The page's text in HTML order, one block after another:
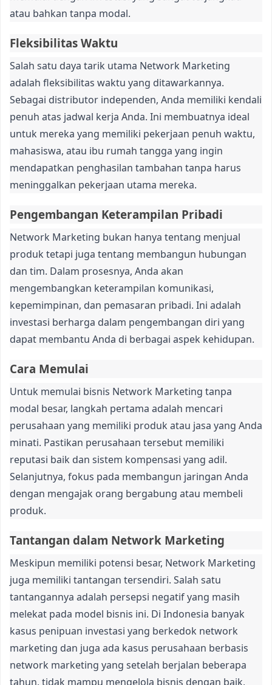
atau bahkan tanpa modal.
Fleksibilitas Waktu
Salah satu daya tarik utama Network Marketing
adalah fleksibilitas waktu yang ditawarkannya.
Sebagai distributor independen, Anda memiliki kendali
penuh atas jadwal kerja Anda. Ini membuatnya ideal
untuk mereka yang memiliki pekerjaan penuh waktu,
mahasiswa, atau ibu rumah tangga yang ingin
mendapatkan penghasilan tambahan tanpa harus
meninggalkan pekerjaan utama mereka.
Pengembangan Keterampilan Pribadi
Network Marketing bukan hanya tentang menjual
produk tetapi juga tentang membangun hubungan
dan tim. Dalam prosesnya, Anda akan
mengembangkan keterampilan komunikasi,
kepemimpinan, dan pemasaran pribadi. Ini adalah
investasi berharga dalam pengembangan diri yang
dapat membantu Anda di berbagai aspek kehidupan.
Cara Memulai
Untuk memulai bisnis Network Marketing tanpa
modal besar, langkah pertama adalah mencari
perusahaan yang memiliki produk atau jasa yang Anda
minati. Pastikan perusahaan tersebut memiliki
reputasi baik dan sistem kompensasi yang adil.
Selanjutnya, fokus pada membangun jaringan Anda
dengan mengajak orang bergabung atau membeli
produk.
Tantangan dalam Network Marketing
Meskipun memiliki potensi besar, Network Marketing
juga memiliki tantangan tersendiri. Salah satu
tantangannya adalah persepsi negatif yang masih
melekat pada model bisnis ini. Di Indonesia banyak
kasus penipuan investasi yang berkedok network
marketing dan juga ada kasus perusahaan berbasis
network marketing yang setelah berjalan beberapa
tahun, tidak mampu mengelola bisnis dengan baik,